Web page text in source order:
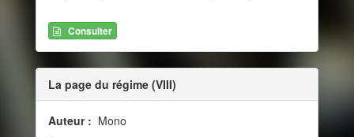
Consulter
La page du régime (VIII)
Auteur : Mono